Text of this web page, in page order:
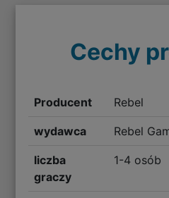
Cechy
Producent Rebel
wydawca Rebel
liczba
graczy
1-4 osób